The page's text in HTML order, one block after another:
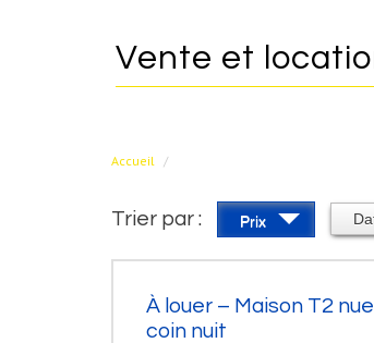
Vente et
Accueil
Trier par : Prix
À louer – Maison T2
coin nuit